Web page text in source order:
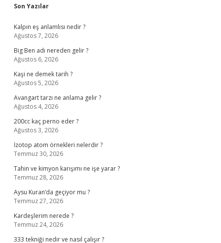
Sidebar
Son Yazılar
Kalpın eş anlamlısı nedir ?
Ağustos 7, 2026
Big Ben adı nereden gelir ?
Ağustos 6, 2026
Kaşi ne demek tarih ?
Ağustos 5, 2026
Avangart tarzı ne anlama gelir ?
Ağustos 4, 2026
200cc kaç perno eder ?
Ağustos 3, 2026
İzotop atom örnekleri nelerdir ?
Temmuz 30, 2026
Tahin ve kimyon karışımı ne işe yarar ?
Temmuz 28, 2026
Aysu Kuran’da geçiyor mu ?
Temmuz 27, 2026
Kardeşlerim nerede ?
Temmuz 24, 2026
333 tekniği nedir ve nasıl çalışır ?